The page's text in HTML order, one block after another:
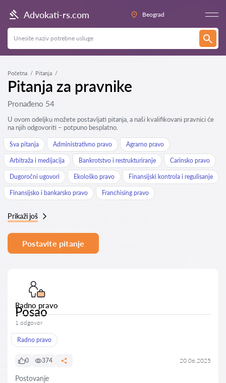
Advokati-rs.com Beograd
Početna Pitanja
Pitanja za pravnike
Pronađeno 54
U ovom odeljku možete postavljati pitanja, a naši kvalifikovani pravnici će
na njih odgovoriti – potpuno besplatno.
Sva pitanja Administrativno pravo Agrarno pravo
Arbitraža i medijacija Bankrotstvo i restrukturiranje Carinsko pravo
Dugoročni ugovori Ekološko pravo Finansijski kontrola i regulisanje
Finansijsko i bankarsko pravo Franchising pravo
Prikaži još
Postavite pitanje
Radno pravo
Posao
1 odgovor
Radno pravo
0 374 20.06.2025
Postovanje